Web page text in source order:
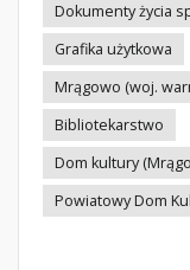
Dokumenty życia
Grafika użytkowa
Mrągowo (woj.
Bibliotekarstwo
Dom kultury
Powiatowy Dom